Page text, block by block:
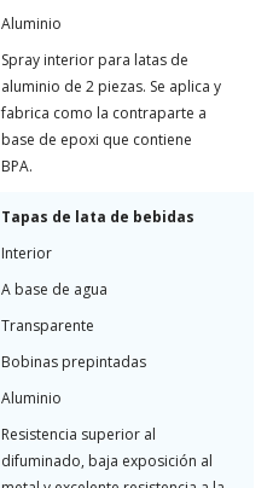
Aluminio
Spray interior para latas de
aluminio de 2 piezas. Se aplica y
fabrica como la contraparte a
base de epoxi que contiene
BPA.
Tapas de lata de bebidas
Interior
A base de agua
Transparente
Bobinas prepintadas
Aluminio
Resistencia superior al
difuminado, baja exposición al